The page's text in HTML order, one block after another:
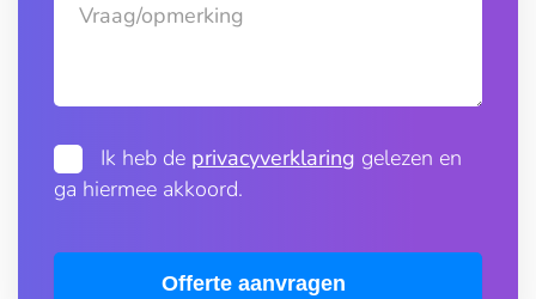
Vraag/opmerking
Ik heb de privacyverklaring gelezen en
ga hiermee akkoord.
Offerte aanvragen